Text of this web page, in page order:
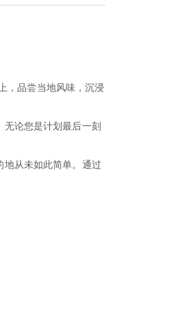
，品尝当地风味，沉浸
论您是计划最后一刻
从未如此简单。通过